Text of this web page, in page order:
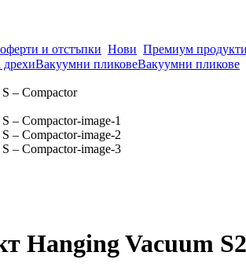
и отстъпки Нови Премиум продукти
дрехиВакуумни пликовеВакуумни пликове
Hanging Vacuum S